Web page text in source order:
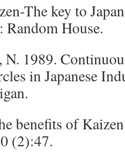
The key to
Random House.
1989.
in Japanese
benefits of
(2):47.